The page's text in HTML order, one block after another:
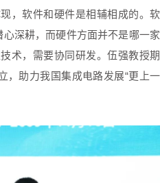
，软件和硬件是相辅相成的。软
深耕，而硬件方面并不是哪一家
术，需要协同研发。伍强教授期
，助力我国集成电路发展“更上一